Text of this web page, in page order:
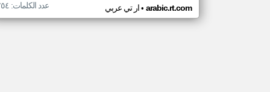
ار تي عربي• arabic.rt.com عدد الكلمات: ٢٥٤